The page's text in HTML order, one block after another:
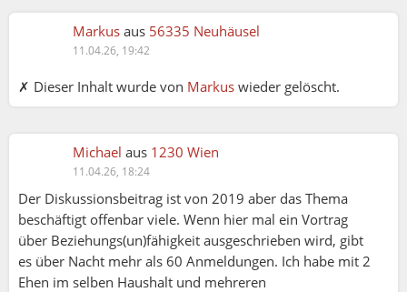
Markus aus 56335 Neuhäusel
11.04.26, 19:42
✗ Dieser Inhalt wurde von Markus wieder gelöscht.
Michael aus 1230 Wien
11.04.26, 18:24
Der Diskussionsbeitrag ist von 2019 aber das Thema
beschäftigt offenbar viele. Wenn hier mal ein Vortrag
über Beziehungs(un)fähigkeit ausgeschrieben wird, gibt
es über Nacht mehr als 60 Anmeldungen. Ich habe mit 2
Ehen im selben Haushalt und mehreren